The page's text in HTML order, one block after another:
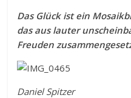
Das Glück ist ein
das aus lauter
Freuden
Daniel Spitzer